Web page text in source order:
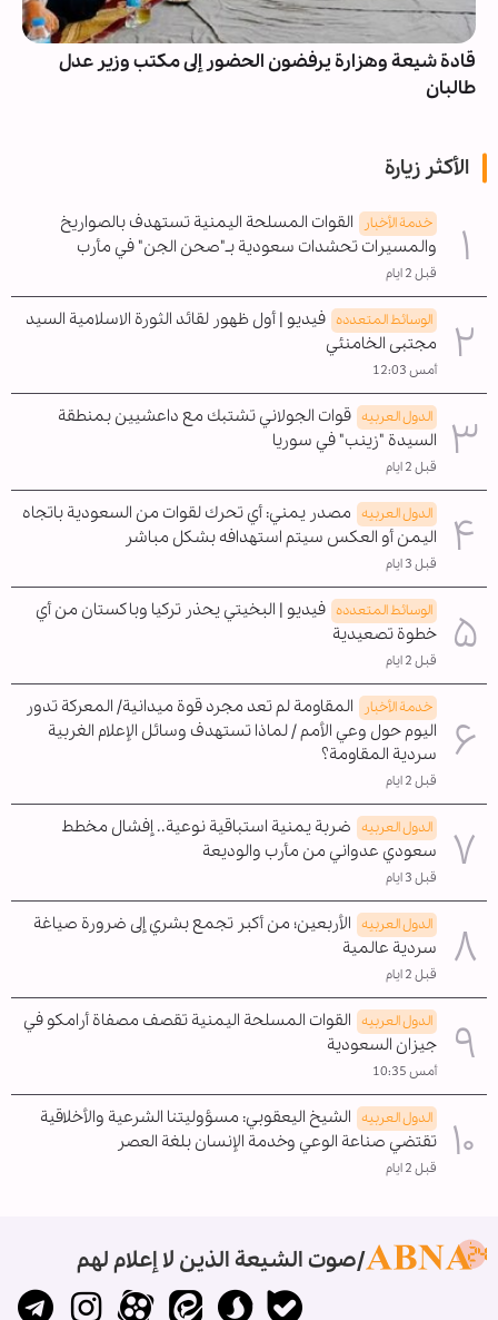
قادة شيعة وهزارة يرفضون الحضور إلى مكتب وزير عدل
طالبان
الأكثر زيارة
خدمة الأخبار
القوات المسلحة اليمنية تستهدف بالصواريخ
والمسيرات تحشدات سعودية بـ"صحن الجن" في مأرب
قبل 2 ايام
الوسائط المتعدده فيديو | أول ظهور لقائد الثورة الاسلامية السيد
مجتبى الخامنئي
أمس 12:03
الدول العربیه قوات الجولاني تشتبك مع داعشيين بمنطقة
السيدة "زينب" في سوريا
قبل 2 ايام
الدول العربیه مصدر يمني: أي تحرك لقوات من السعودية باتجاه
اليمن أو العكس سيتم استهدافه بشكل مباشر
قبل 3 ايام
الوسائط المتعدده فيديو | البخيتي يحذر تركيا وباكستان من أي
خطوة تصعيدية
قبل 2 ايام
خدمة الأخبار
المقاومة لم تعد مجرد قوة ميدانية/ المعركة تدور
اليوم حول وعي الأمم / لماذا تستهدف وسائل الإعلام الغربية
سردية المقاومة؟
قبل 2 ايام
الدول العربیه ضربة يمنية استباقية نوعية.. إفشال مخطط
سعودي عدواني من مأرب والوديعة
قبل 3 ايام
الدول العربیه الأربعين؛ من أكبر تجمع بشري إلى ضرورة صياغة
سردية عالمية
قبل 2 ايام
الدول العربیه القوات المسلحة اليمنية تقصف مصفاة أرامكو في
جيزان السعودية
أمس 10:35
الدول العربیه الشيخ اليعقوبي: مسؤوليتنا الشرعية والأخلاقية
تقتضي صناعة الوعي وخدمة الإنسان بلغة العصر
قبل 2 ايام
صوت الشيعة الذين لا إعلام لهم